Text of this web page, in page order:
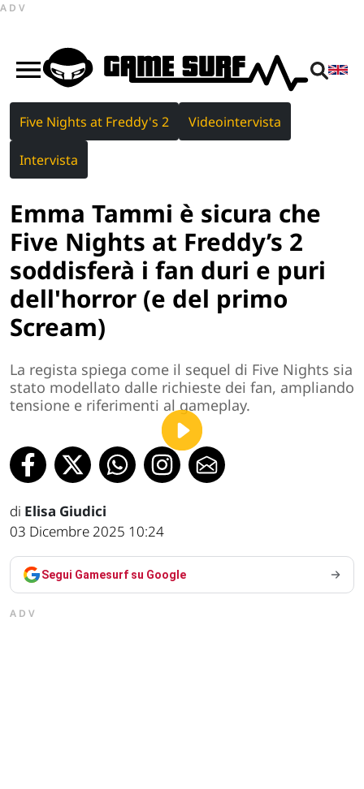
ADV
Five Nights at Freddy's 2 Videointervista
Intervista
Emma Tammi è sicura che
Five Nights at Freddy’s 2
soddisferà i fan duri e puri
dell'horror (e del primo
Scream)
La regista spiega come il sequel di Five Nights sia
stato modellato dalle richieste dei fan, ampliando
tensione e riferimenti al gameplay.
di Elisa Giudici
03 Dicembre 2025 10:24
Segui Gamesurf su Google
ADV